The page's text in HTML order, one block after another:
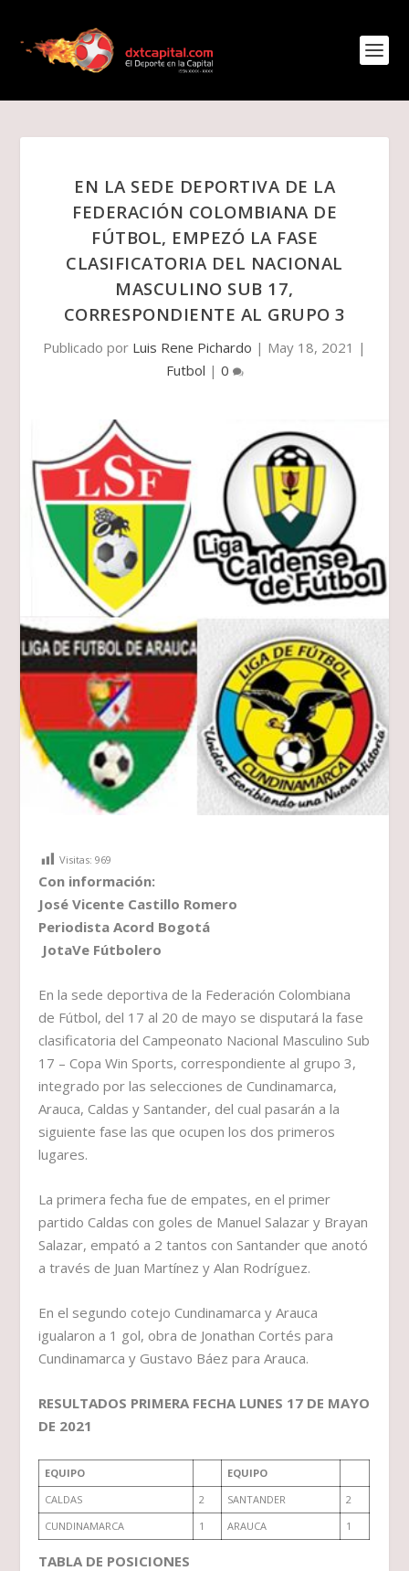
EN LA SEDE DEPORTIVA DE LA
FEDERACIÓN COLOMBIANA DE
FÚTBOL, EMPEZÓ LA FASE
CLASIFICATORIA DEL NACIONAL
MASCULINO SUB 17,
CORRESPONDIENTE AL GRUPO 3
Publicado por Luis Rene Pichardo | May 18, 2021 |
Futbol | 0
Visitas: 969
Con información:
José Vicente Castillo Romero
Periodista Acord Bogotá
JotaVe Fútbolero
En la sede deportiva de la Federación Colombiana
de Fútbol, del 17 al 20 de mayo se disputará la fase
clasificatoria del Campeonato Nacional Masculino Sub
17 – Copa Win Sports, correspondiente al grupo 3,
integrado por las selecciones de Cundinamarca,
Arauca, Caldas y Santander, del cual pasarán a la
siguiente fase las que ocupen los dos primeros
lugares.
La primera fecha fue de empates, en el primer
partido Caldas con goles de Manuel Salazar y Brayan
Salazar, empató a 2 tantos con Santander que anotó
a través de Juan Martínez y Alan Rodríguez.
En el segundo cotejo Cundinamarca y Arauca
igualaron a 1 gol, obra de Jonathan Cortés para
Cundinamarca y Gustavo Báez para Arauca.
RESULTADOS PRIMERA FECHA LUNES 17 DE MAYO
DE 2021
EQUIPO
EQUIPO
CALDAS
2 SANTANDER
2
CUNDINAMARCA
1 ARAUCA 1
TABLA DE POSICIONES